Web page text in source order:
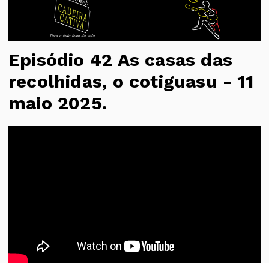
Episódio 42 As casas das
recolhidas, o cotiguasu - 11
maio 2025.